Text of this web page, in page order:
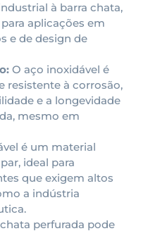
à barra chata,
aplicações em
e de design de
O aço inoxidável é
resistente à corrosão,
e a longevidade
mesmo em
é um material
ideal para
que exigem altos
a indústria
perfurada pode